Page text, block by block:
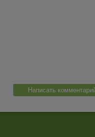
Написать